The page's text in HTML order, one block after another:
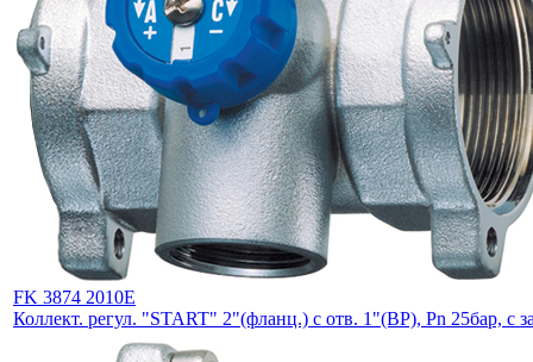
FK 3874 2010E
Коллект. регул. "START" 2"(фланц.) с отв. 1"(ВР), Pn 25бар, с